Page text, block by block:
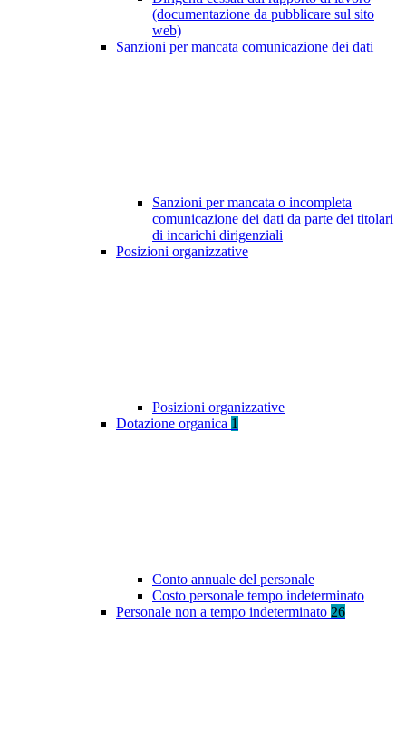
(documentazione da pubblicare sul sito
web)
Sanzioni per mancata comunicazione dei dati
Sanzioni per mancata o incompleta
comunicazione dei dati da parte dei titolari
di incarichi dirigenziali
Posizioni organizzative
Posizioni organizzative
Dotazione organica 1
Conto annuale del personale
Costo personale tempo indeterminato
Personale non a tempo indeterminato 26